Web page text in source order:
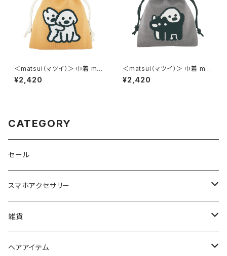
＜matsui（マツイ）＞ 巾着 mat
sui DOGS LMA-P006-YE
（イエロー）
¥2,420
＜matsui（マツイ）＞ 巾着 mat
sui DOGS LMA-P006-GY
（グレー）
¥2,420
CATEGORY
セール
スマホアクセサリー
iPhoneケース
スマホリング＆グリップ
雑貨
ポーチ
ヘアアイテム